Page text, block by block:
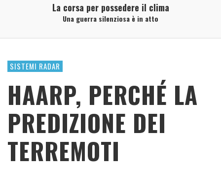
La corsa per possedere il clima
Una guerra silenziosa è in atto
SISTEMI RADAR
HAARP, PERCHÉ LA
PREDIZIONE DEI
TERREMOTI